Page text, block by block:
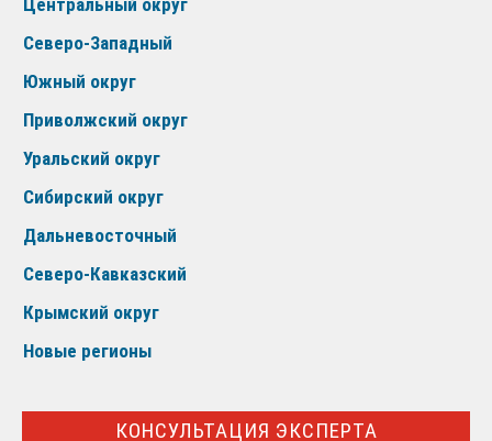
Центральный округ
Северо-Западный
Южный округ
Приволжский округ
Уральский округ
Сибирский округ
Дальневосточный
Северо-Кавказский
Крымский округ
Новые регионы
КОНСУЛЬТАЦИЯ ЭКСПЕРТА